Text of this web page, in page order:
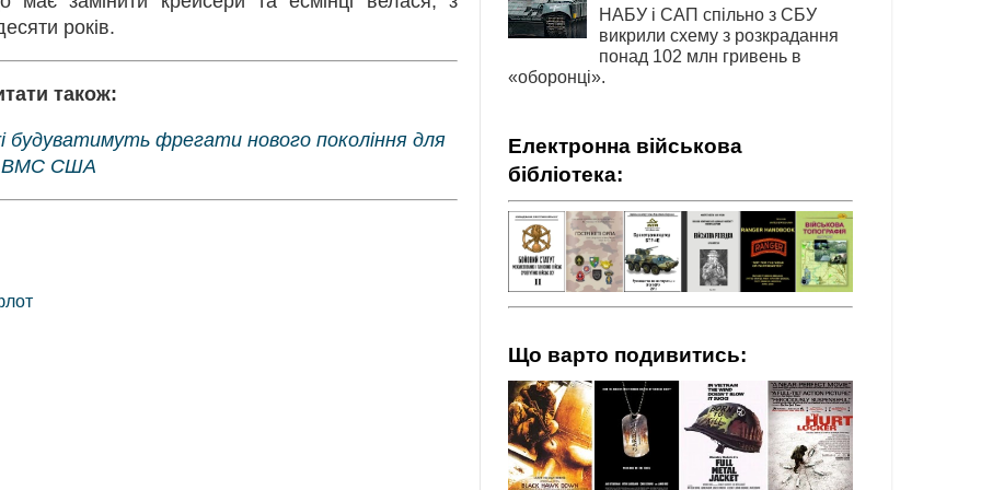
років.
також:
будуватимуть фрегати нового покоління для
ВМС США
НАБУ і САП спільно з СБУ
викрили схему з розкрадання
понад 102 млн гривень в
«оборонці».
Електронна військова
бібліотека:
Що варто подивитись: